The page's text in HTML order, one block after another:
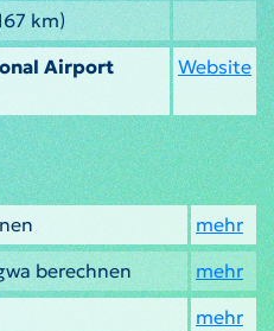
km)
Airport
Website
mehr
berechnen
mehr
mehr